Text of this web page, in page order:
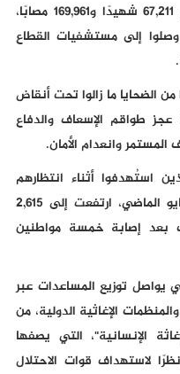
الإسرائيلية المتواصلة منذ عامين إلى 67,211 شهيدًا و169,961 مصابًا،
17 شهيدًا و71 جريحًا وصلوا إلى مستشفيات القطاع
الضحايا ما زالوا تحت أنقاض
طواقم الإسعاف والدفاع
وانعدام الأمان.
استُهدفوا أثناء انتظارهم
المساعدات الإنسانية منذ 27 أيار/ مايو الماضي، ارتفعت إلى 2,615
مصابًا، وذلك بعد إصابة خمسة مواطنين
يواصل توزيع المساعدات عبر
الإغاثية الدولية، من
الإنسانية"، التي يصفها
لاستهداف قوات الاحتلال